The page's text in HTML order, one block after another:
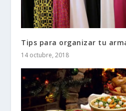
Tips para organizar tu
14 octubre, 2018